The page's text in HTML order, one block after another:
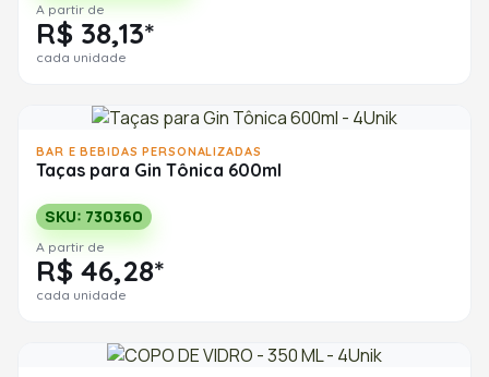
A partir de
R$ 38,13*
cada unidade
BAR E BEBIDAS PERSONALIZADAS
Taças para Gin Tônica 600ml
SKU: 730360
A partir de
R$ 46,28*
cada unidade